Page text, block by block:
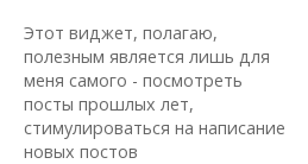
Этот виджет, полагаю,
полезным является лишь для
меня самого - посмотреть
посты прошлых лет,
стимулироваться на написание
новых постов